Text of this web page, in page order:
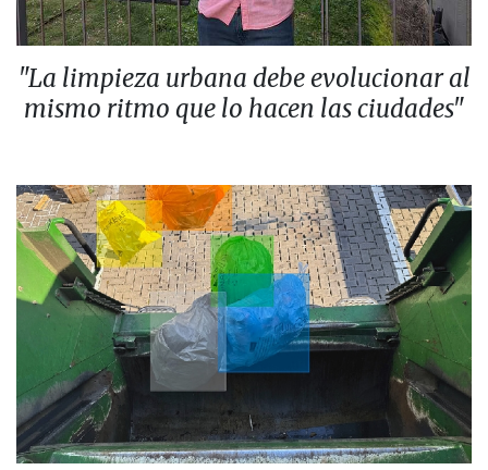
"La limpieza urbana debe evolucionar al
mismo ritmo que lo hacen las ciudades"